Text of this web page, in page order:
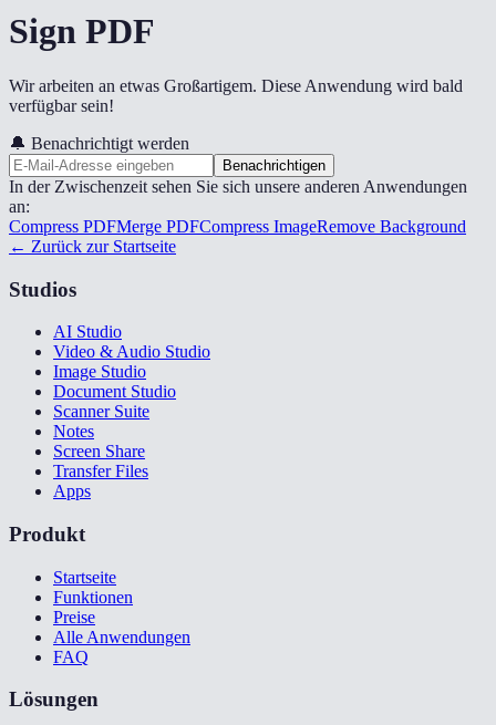
Sign PDF
Wir arbeiten an etwas Großartigem. Diese Anwendung wird bald
verfügbar sein!
🔔 Benachrichtigt werden
Benachrichtigen
In der Zwischenzeit sehen Sie sich unsere anderen Anwendungen
an:
Compress PDFMerge PDFCompress ImageRemove Background
← Zurück zur Startseite
Studios
AI Studio
Video & Audio Studio
Image Studio
Document Studio
Scanner Suite
Notes
Screen Share
Transfer Files
Apps
Produkt
Startseite
Funktionen
Preise
Alle Anwendungen
FAQ
Lösungen